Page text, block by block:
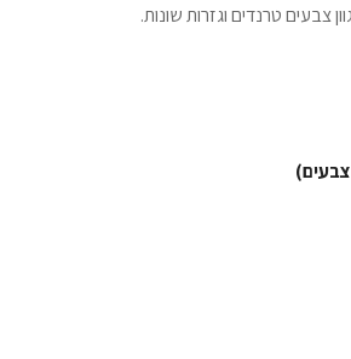
צבעים טרנדים וגזרות שונות.